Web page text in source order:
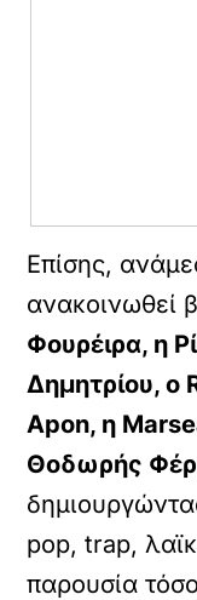
Επίσης,
ανακοινωθεί
Φουρέιρα, η
Δημητρίου, ο
Apon, η
Θοδωρής
pop, trap,
παρουσία